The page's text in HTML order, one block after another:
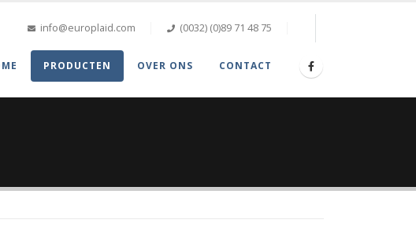
info@europlaid.com (0032) (0)89 71 48 75
PRODUCTEN OVER ONS CONTACT